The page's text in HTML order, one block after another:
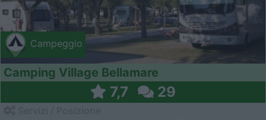
Campeggio
Camping Village Bellamare
7,7 29